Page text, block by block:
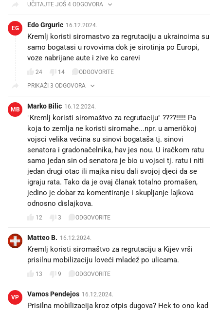
UČITAJTE JOŠ 4 ODGOVORA
EG Edo Grguric 16.12.2024.
Kremlj koristi siromastvo za regrutaciju a ukraincima su
samo bogatasi u rovovima dok je sirotinja po Europi,
voze nabrijane aute i zive ko carevi
24 14
ODGOVORITE
PRIKAŽI 3 ODGOVORA
MB Marko Bilic 16.12.2024.
"Kremlj koristi siromaštvo za regrutaciju" ????!!!!! Pa
koja to zemlja ne koristi siromahe...npr. u američkoj
vojsci velika većina su sinovi bogataša tj. sinovi
senatora i gradonačelnika, hav jes nou. U iračkom ratu
samo jedan sin od senatora je bio u vojsci tj. ratu i niti
jedan drugi otac ili majka nisu dali svojoj djeci da se
igraju rata. Tako da je ovaj članak totalno promašen,
jedino je dobar za komentiranje i skupljanje lajkova
odnosno dislajkova.
12 3 ODGOVORITE
Matteo B. 16.12.2024.
Kremlj koristi siromaštvo za regrutaciju a Kijev vrši
prisilnu mobilizaciju loveći mladež po ulicama.
13 9 ODGOVORITE
VP Vamos Pendejos 16.12.2024.
Prisilna mobilizacija kroz otpis dugova? Hek to ono kad